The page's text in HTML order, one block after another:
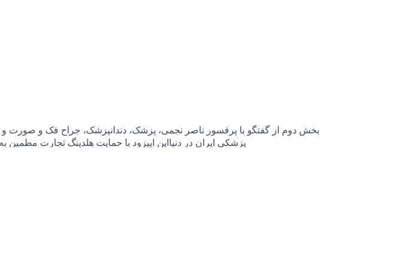
امروز جایشان خالی است، و به امید روزهایی که دوباره بتوانیم فارغ از هر
توکلی، بهاره خامنه‌پور، افشین قناد، سعیدرضا ملکی، فیروزه گلسرخی، آرش
محمودهاشمی، کاوه افلاکی، شاهین شهسواری‌پور، مصطفی محمودی همراه
بخش دوم از گفتگو با پرفسور ناصر نجمی، پزشک، دندانپزشک، جراح فک و
پزشکی ایران در دنیااین اپیزود با حمایت هلدینگ تجارت